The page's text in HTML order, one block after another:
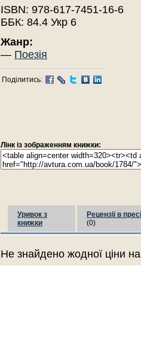
ISBN: 978-617-7451-16-6
ББК: 84.4 Укр 6
Жанр:
— Поезія
Поділитись:
Лінк із зображенням книжки:
Уривок з
книжки
Рецензії в пресі
(0)
Не знайдено жодної ціни